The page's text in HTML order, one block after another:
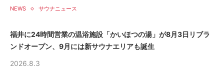
NEWS サウナニュース
福井に24時間営業の温浴施設「かいほつの湯」が8月3日リブラ
ンドオープン、9月には新サウナエリアも誕生
2026.8.3